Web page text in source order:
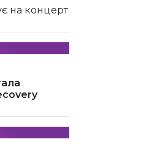
на концерт